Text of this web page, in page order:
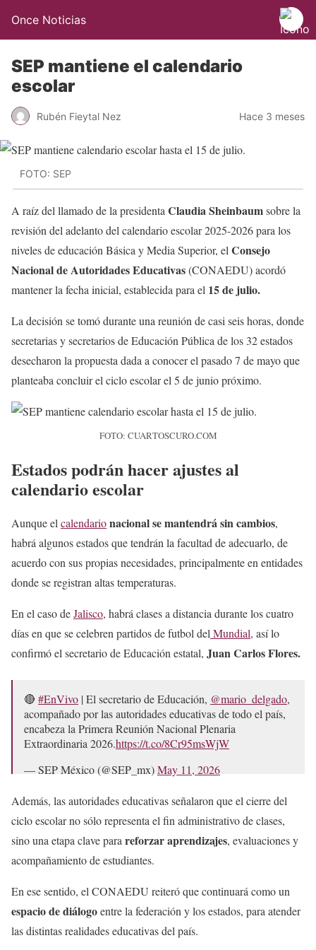
Once Noticias
SEP mantiene el calendario
escolar
Rubén Fieytal Nez Hace 3 meses
FOTO: SEP
A raíz del llamado de la presidenta Claudia Sheinbaumsobre la
revisión del adelanto del calendario escolar 2025-2026 para los
niveles de educación Básica y Media Superior, el Consejo
Nacional de Autoridades Educativas(CONAEDU) acordó
mantener la fecha inicial, establecida para el 15 de julio.
La decisión se tomó durante una reunión de casi seis horas, donde
secretarias y secretarios de Educación Pública de los 32 estados
desecharon la propuesta dada a conocer el pasado 7 de mayo que
planteaba concluir el ciclo escolar el 5 de junio próximo.
FOTO: CUARTOSCURO.COM
Estados podrán hacer ajustes al
calendario escolar
Aunque el calendarionacional se mantendrá sin cambios,
habrá algunos estados que tendrán la facultad de adecuarlo, de
acuerdo con sus propias necesidades, principalmente en entidades
donde se registran altas temperaturas.
En el caso deJalisco, habrá clases a distancia durante los cuatro
días en que se celebren partidos de futbol del Mundial, así lo
confirmó el secretario de Educación estatal, Juan Carlos Flores.
🔴 #EnVivo | El secretario de Educación, @mario_delgado,
acompañado por las autoridades educativas de todo el país,
encabeza la Primera Reunión Nacional Plenaria
Extraordinaria 2026.https://t.co/8Cr95msWjW
— SEP México (@SEP_mx)May 11, 2026
Además, las autoridades educativas señalaron que el cierre del
ciclo escolar no sólo representa el fin administrativo de clases,
sino una etapa clave para reforzar aprendizajes, evaluaciones y
acompañamiento de estudiantes.
En ese sentido, el CONAEDU reiteró que continuará como un
espacio de diálogoentre la federación y los estados, para atender
las distintas realidades educativas del país.